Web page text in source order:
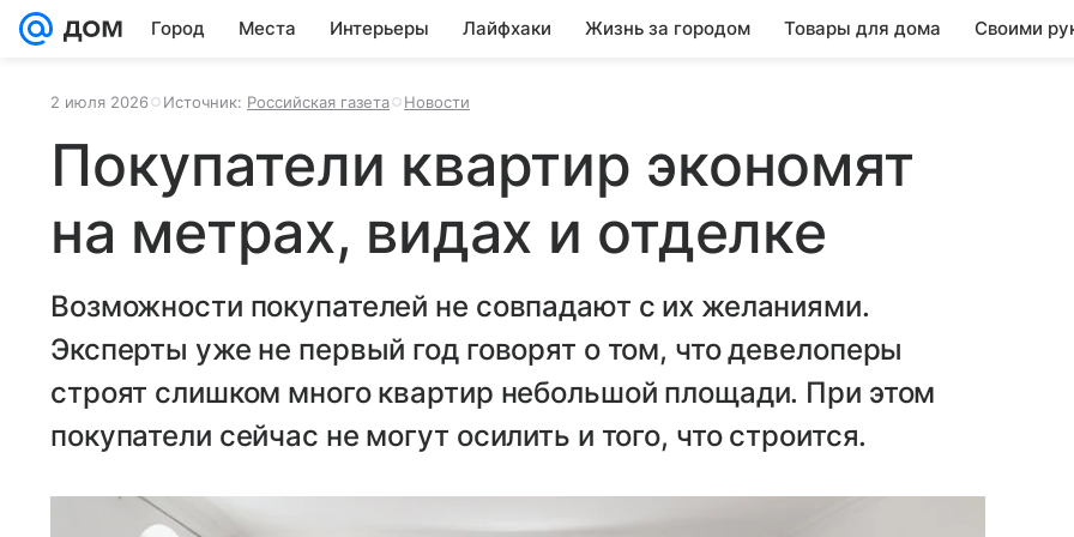
Город Места Интерьеры Лайфхаки Жизнь за городом Товары для дома Своими
2 июля 2026 Источник: Российская газета Новости
Покупатели квартир экономят
на метрах, видах и отделке
Возможности покупателей не совпадают с их желаниями.
Эксперты уже не первый год говорят о том, что девелоперы
строят слишком много квартир небольшой площади. При этом
покупатели сейчас не могут осилить и того, что строится.